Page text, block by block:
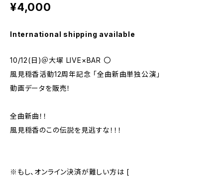
¥4,000
International shipping available
10/12(日)＠大塚 LIVE×BAR 〇
風見穏香活動12周年記念 「全曲新曲単独公演」
動画データを販売！
全曲新曲！！
風見穏香のこの伝説を見逃すな！！！
※もし、オンライン決済が難しい方は [